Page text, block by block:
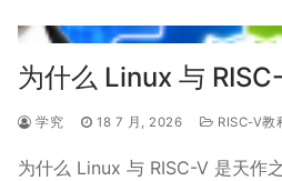
为什么 Linux 与
学究 18 7 月, 2026 RISC-V教
为什么 Linux 与 RISC-V 是天作